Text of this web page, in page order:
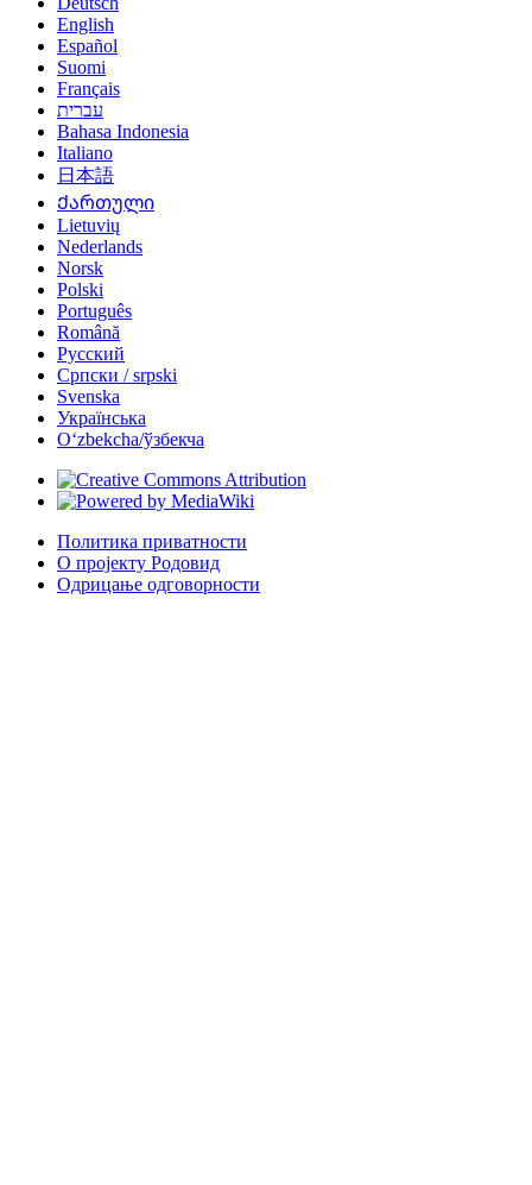
English
Español
Suomi
Français
עברית
Bahasa Indonesia
Italiano
日本語
Ქართული
Lietuvių
Nederlands
Norsk
Polski
Português
Română
Русский
Српски / srpski
Svenska
Українська
Oʻzbekcha/ўзбекча
Политика приватности
О пројекту Родовид
Одрицање одговорности